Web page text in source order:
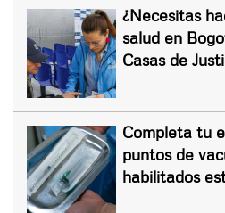
¿Necesitas
salud en
Casas de
Completa tu
puntos de
habilitados